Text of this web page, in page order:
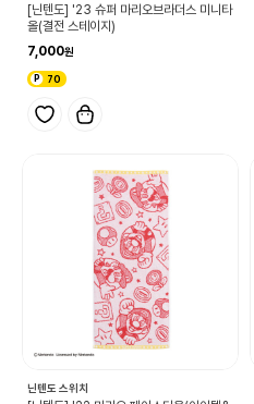
[닌텐도] '23 슈퍼 마리오브라더스 미니타
올(결전 스테이지)
7,000
70
닌텐도 스위치